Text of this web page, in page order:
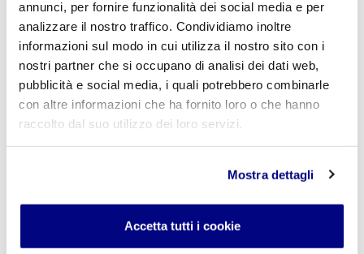
annunci, per fornire funzionalità dei social media e per
analizzare il nostro traffico. Condividiamo inoltre
informazioni sul modo in cui utilizza il nostro sito con i
nostri partner che si occupano di analisi dei dati web,
pubblicità e social media, i quali potrebbero combinarle
con altre informazioni che ha fornito loro o che hanno
raccolto dal suo utilizzo dei loro servizi.
Mostra dettagli
Accetta tutti i cookie
Commento*
Acconsento al trattamento deidati personali.*